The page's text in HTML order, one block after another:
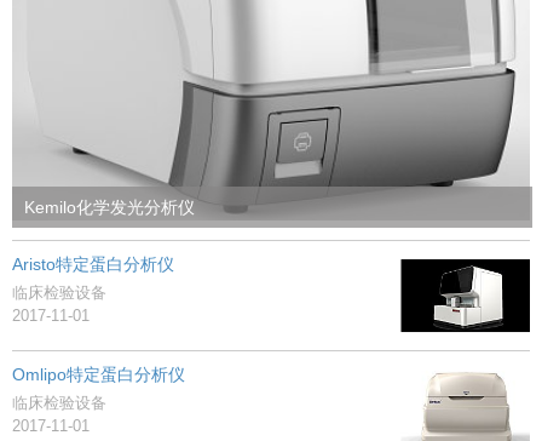
Kemilo化学发光分析仪
Aristo特定蛋白分析仪
临床检验设备
2017-11-01
Omlipo特定蛋白分析仪
临床检验设备
2017-11-01